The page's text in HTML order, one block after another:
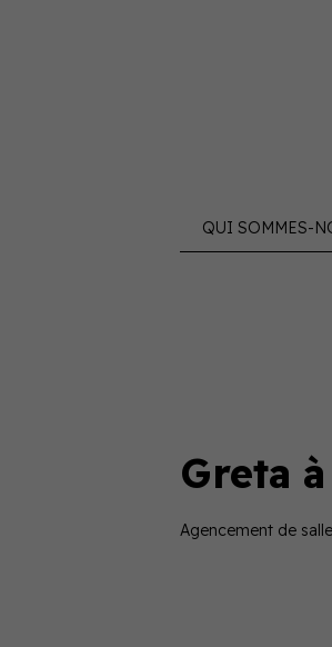
QUI SOMMES-
Greta
Agencement de